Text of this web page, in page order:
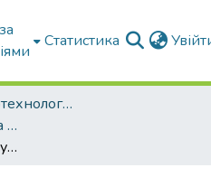
Статистика
Факультет Агротехнологій та екології
Кафедра Рослинництва та садівництва ім. професора В.В. Калитки
Зміни біоімічного складу олії сафлору за дії препарату АКМ в умоваx недостатнього зволоження степової зони України